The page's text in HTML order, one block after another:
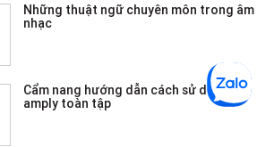
Những thuật ngữ chuyên môn trong âm
nhạc
Cẩm nang hướng dẫn cách sử dụng
amply toàn tập